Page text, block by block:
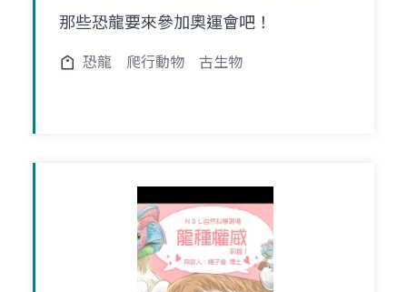
那些恐龍要來參加奧運會吧！
恐龍 爬行動物 古生物